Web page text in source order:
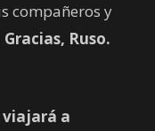
compañeros y
Ruso.
viajará a